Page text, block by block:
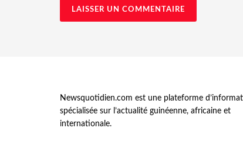
Newsquotidien.com est une plateforme
spécialisée sur l’actualité guinéenne, africaine et
internationale.